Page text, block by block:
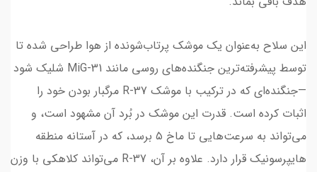
این سلاح به‌عنوان یک موشک پرتاب‌شونده از هوا طراحی شده تا
توسط پیشرفته‌ترین جنگنده‌های روسی مانند MiG-31 شلیک شود
—جنگنده‌ای که در ترکیب با موشک R-37 مرگبار بودن خود را
اثبات کرده است. قدرت این موشک در بُرد آن مشهود است، و
می‌تواند به سرعت‌هایی تا ماخ ۵ برسد، که در آستانه منطقه
هایپرسونیک قرار دارد. علاوه بر آن، R-37 می‌تواند کلاهکی با وزن